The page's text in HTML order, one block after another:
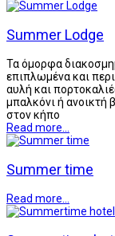
Summer Lodge
Τα όμορφα
επιπλωμένα και
αυλή και
μπαλκόνι ή ανοικτή
στον κήπο
Read more...
Summer time
Read more...